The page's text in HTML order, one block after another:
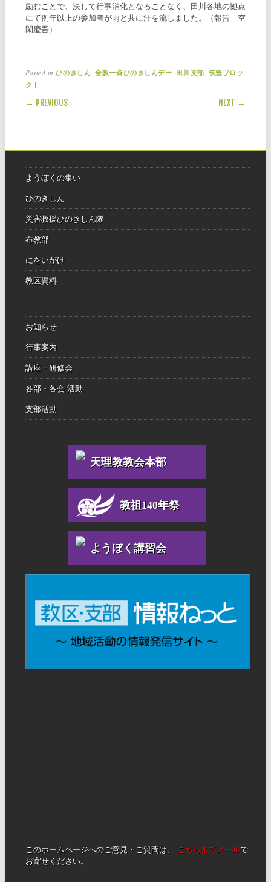
励むことで、決して行事消化となることなく、田川各地の拠点
にて例年以上の参加者が雨と共に汗を流しました。（報告 空
閑慶吾）
Posted inひのきしん,全教一斉ひのきしんデー, 田川支部, 筑豊ブロッ
ク |
POST NAVIGATION
← PREVIOUS NEXT →
ようぼくの集い
ひのきしん
災害救援ひのきしん隊
布教部
にをいがけ
教区資料
お知らせ
行事案内
講座・研修会
各部・各会 活動
支部活動
天理教教会本部
教祖140年祭
ようぼく講習会
このホームページへのご意見・ご質問は、 こちらまでメールで
お寄せください。